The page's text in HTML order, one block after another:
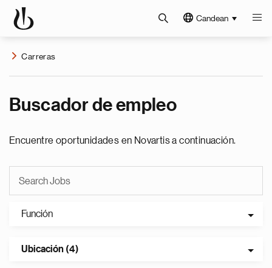
Candean
Carreras
Buscador de empleo
Encuentre oportunidades en Novartis a continuación.
Función
Ubicación (4)